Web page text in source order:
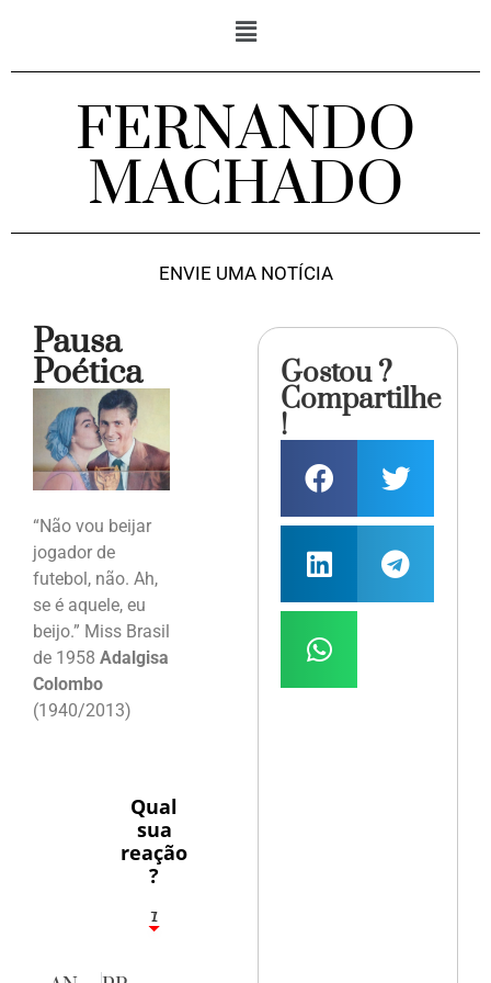
FERNANDO
MACHADO
ENVIE UMA NOTÍCIA
Pausa
Poética
“Não vou beijar
jogador de
futebol, não. Ah,
se é aquele, eu
beijo.” Miss Brasil
de 1958 Adalgisa
Colombo
(1940/2013)
Qual
sua
reação
?
1
7
Gostou ?
Compartilhe
!